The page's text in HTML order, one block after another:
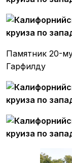
Памятник 20-
Гарфилду